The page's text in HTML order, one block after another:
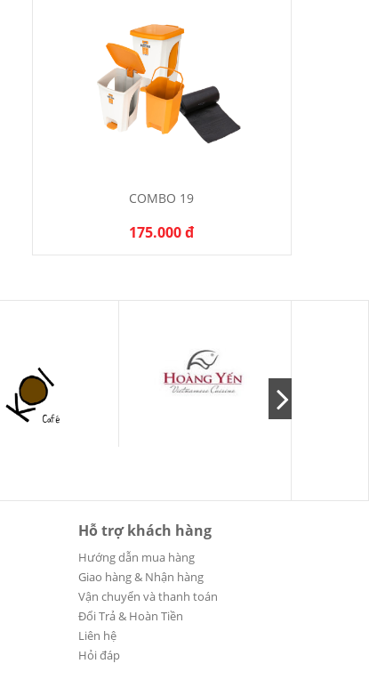
COMBO 19
175.000 đ
Hỗ trợ khách hàng
Hướng dẫn mua hàng
Giao hàng & Nhận hàng
Vận chuyển và thanh toán
Đổi Trả & Hoàn Tiền
Liên hệ
Hỏi đáp